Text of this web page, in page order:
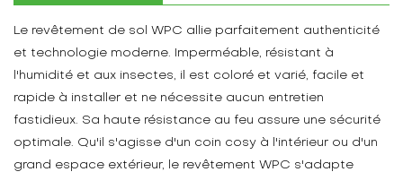
Le revêtement de sol WPC allie parfaitement authenticité
et technologie moderne. Imperméable, résistant à
l'humidité et aux insectes, il est coloré et varié, facile et
rapide à installer et ne nécessite aucun entretien
fastidieux. Sa haute résistance au feu assure une sécurité
optimale. Qu'il s'agisse d'un coin cosy à l'intérieur ou d'un
grand espace extérieur, le revêtement WPC s'adapte